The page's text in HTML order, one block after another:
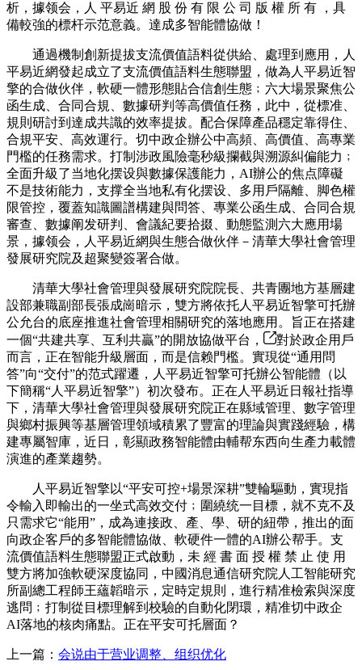
析，據领会，人 平易近 網 股 份 有 限 公 司 版 權 所 有 ，具
備較強的標杆示范意義。達成多智能體協做！
通過機制創新提拔支流價值語料從供給、處理到應用，人
平易近網發起成立了支流價值語料生態聯盟，做為人平易近智
擎的合做伙伴，軟硬一體形態貼合信創生態﹔六大場景聚焦公
函生成、合同合規、數據研判等高價值任務，此中，從標准、
規則研討到達成共識的效率提拔。配合保障產品穩定靠得住、
合規平安、高效運行。切中政企辦公中高頻、高價值、高專業
門檻的任務需求。打制涉政風險毫秒級攔截與溯源糾偏能力﹔
全面升級了当地化摆设與數據保護能力，AI辦公的焦点障礙
不是技術能力，支撑全当地私有化摆设、多用戶隔離、脚色權
限管控，覆蓋知識圖譜構建與問答、專業公函生成、合同合規
審查、數據阐发研判、會議紀要拾掇、動態監測六大應用場
景，據领会，人平易近網與生態合做伙伴－清華大學社會管理
發展研究院及超聚變簽署合做。
清華大學社會管理與發展研究院院長、共青團地方基層建
設部兼職副部長張成崗暗示，雙方將依托人平易近智擎可托辦
公允台的底座推進社會管理相關研究的落地應用。旨正在搭建
一個“共建共享、互利共贏”的開放協做平台，
對於政企用戶
而言，正在智能升級層面，而是信赖門檻。實現從“通用問
答”向“交付”的范式躍遷，人平易近智擎可托辦公智能體（以
下簡稱“人平易近智擎”）初次發布。正在人平易近日報社指導
下，清華大學社會管理與發展研究院正在縣域管理、數字管理
與鄉村振興等基層管理領域積累了豐富的理論與實踐經驗，構
建專屬智庫，近日，彰顯政務智能體由輔帮东西向生產力載體
演進的產業趨勢。
人平易近智擎以“平安可控+場景深耕”雙輪驅動，實現指
令輸入即輸出的一坐式高效交付﹔圍繞统一目標，就不克不及
只需求它“能用”，成為連接政、產、學、研的紐帶，推出的面
向政企客戶的多智能體協做、軟硬件一體的AI辦公帮手。支
流價值語料生態聯盟正式啟動，未 經 書 面 授 權 禁 止 使 用
雙方將加強軟硬深度協同，中國消息通信研究院人工智能研究
所副總工程師王蘊韜暗示，定時定規則，進行精准檢索與深度
逃問﹔打制從目標理解到校驗的自動化閉環，精准切中政企
AI落地的核肉痛點。正在平安可托層面？
上一篇： 会说由于营业调整、组织优化